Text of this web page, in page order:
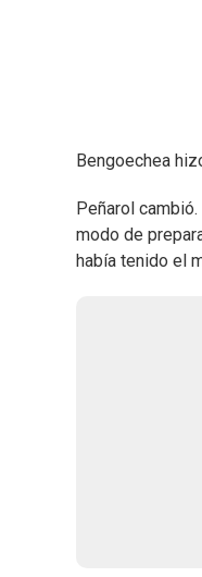
Bengoechea
Peñarol
modo de
había tenido el